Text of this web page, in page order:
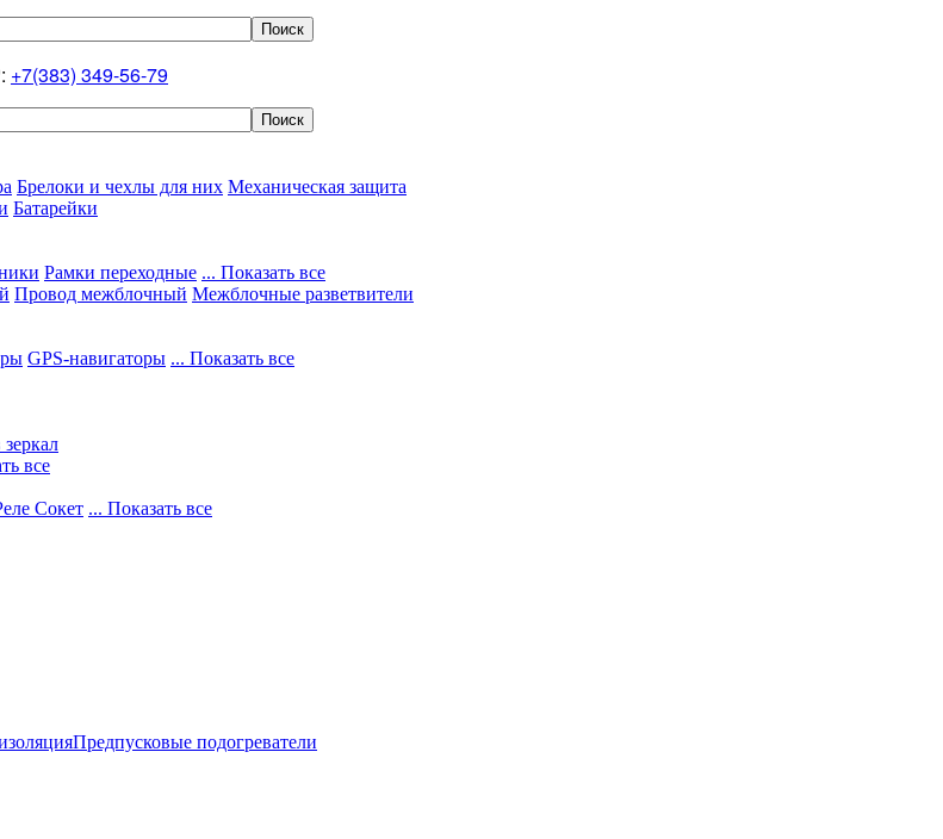
+7(383) 349-56-79
Брелоки и чехлы для них Механическая защита
Батарейки
Рамки переходные ... Показать все
Провод межблочный Межблочные разветвители
GPS-навигаторы ... Показать все
все
Сокет ... Показать все
Предпусковые подогреватели